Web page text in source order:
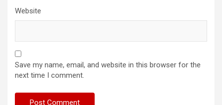
Website
Save my name, email, and website in this browser for the
next time I comment.